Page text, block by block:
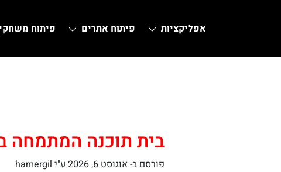
אפליקציות פיתוח אתרים פיתוח
בית תוכנה המתמחה
פורסם ב-אוגוסט 6, 2026 ע"י hamergil